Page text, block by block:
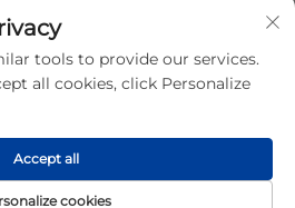
(0) 531 8891 0288
protected]
© 2025 MirShine Environmental
Ltd. Maxfiylik siyosati
tools to provide our services.
all cookies, click Personalize
cookies
Accept all